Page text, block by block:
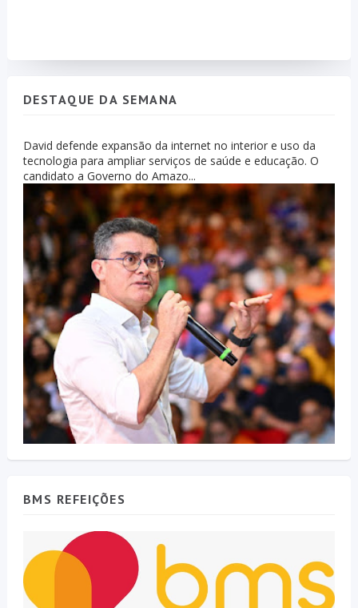
DESTAQUE DA SEMANA
David defende expansão da internet no interior e uso da
tecnologia para ampliar serviços de saúde e educação. O
candidato a Governo do Amazo...
BMS REFEIÇÕES